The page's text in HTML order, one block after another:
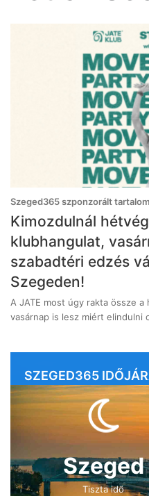
Szeged365 szponzorált tartalom
Kimozdulnál
klubhangulat,
szabadtéri edzés
Szegeden!
A JATE most úgy rakta össze
vasárnap is lesz miért
SZEGED365
Szeged
Tiszta idő